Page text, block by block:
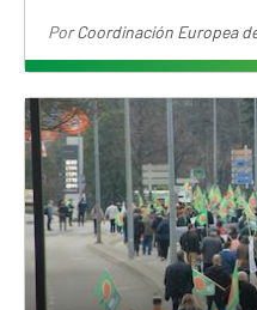
PorCoordinación Europea